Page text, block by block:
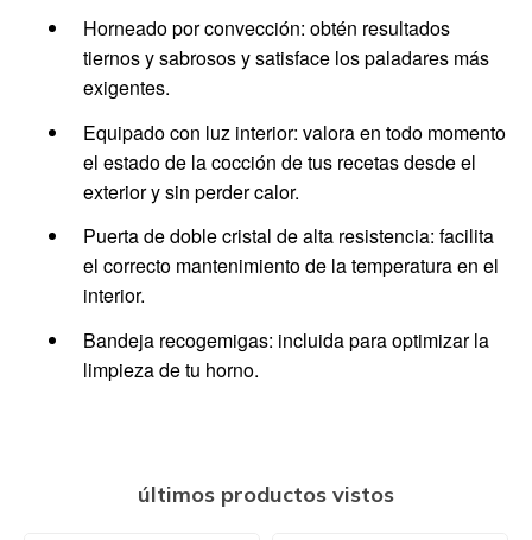
Horneado por convección: obtén resultados
tiernos y sabrosos y satisface los paladares más
exigentes.
Equipado con luz interior: valora en todo momento
el estado de la cocción de tus recetas desde el
exterior y sin perder calor.
Puerta de doble cristal de alta resistencia: facilita
el correcto mantenimiento de la temperatura en el
interior.
Bandeja recogemigas: incluida para optimizar la
limpieza de tu horno.
últimos productos vistos